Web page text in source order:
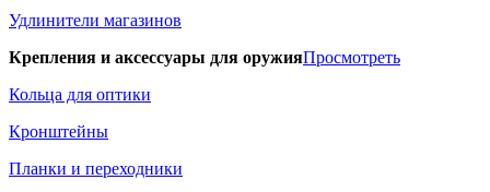
Удлинители магазинов
Крепления и аксессуары для оружияПросмотреть
Кольца для оптики
Кронштейны
Планки и переходники